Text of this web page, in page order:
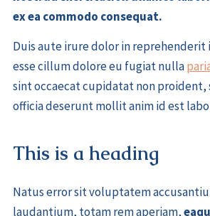
ex ea commodo consequat.
Duis aute irure dolor in
esse cillum dolore eu fugiat nulla
sint occaecat cupidatat non proident,
officia deserunt mollit anim id est
This is a heading
Natus error sit voluptatem
laudantium, totam rem aperiam,